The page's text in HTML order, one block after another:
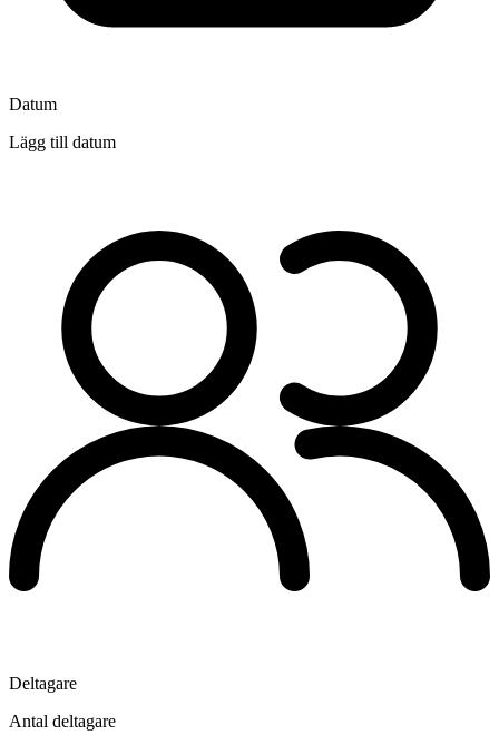
Datum
Lägg till datum
Deltagare
Antal deltagare